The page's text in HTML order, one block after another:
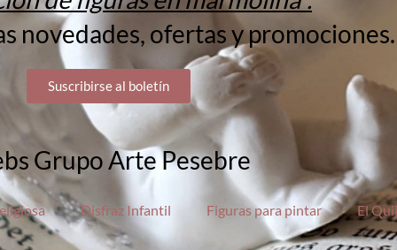
novedades, ofertas y promociones.
Suscribirse al boletín
Grupo Arte Pesebre
Disfraz Infantil Figuras para pintar El